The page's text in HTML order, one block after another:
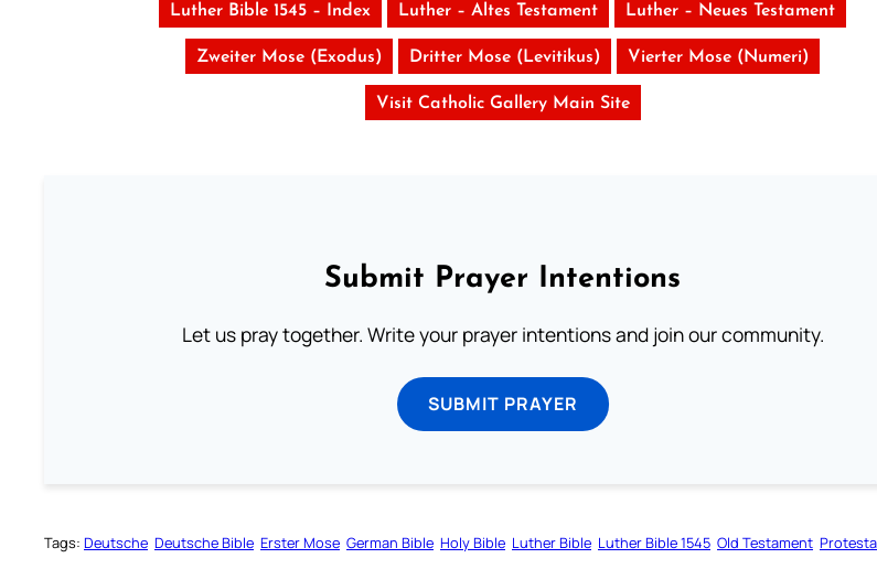
Luther Bible 1545 – Index Luther – Altes Testament Luther – Neues Testament
Zweiter Mose (Exodus) Dritter Mose (Levitikus) Vierter Mose (Numeri)
Visit Catholic Gallery Main Site
Submit Prayer Intentions
Let us pray together. Write your prayer intentions and join our community.
SUBMIT PRAYER
Tags: Deutsche Deutsche Bible Erster Mose German Bible Holy Bible Luther Bible Luther Bible 1545 Old Testament